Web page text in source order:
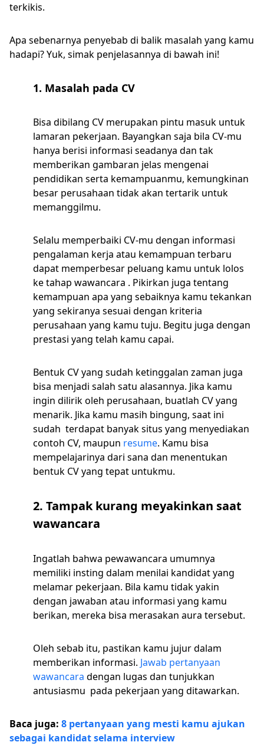
terkikis.
Apa sebenarnya penyebab di balik masalah yang kamu
hadapi? Yuk, simak penjelasannya di bawah ini!
1. Masalah pada CV
Bisa dibilang CV merupakan pintu masuk untuk
lamaran pekerjaan. Bayangkan saja bila CV-mu
hanya berisi informasi seadanya dan tak
memberikan gambaran jelas mengenai
pendidikan serta kemampuanmu, kemungkinan
besar perusahaan tidak akan tertarik untuk
memanggilmu.
Selalu memperbaiki CV-mu dengan informasi
pengalaman kerja atau kemampuan terbaru
dapat memperbesar peluang kamu untuk lolos
ke tahap wawancara . Pikirkan juga tentang
kemampuan apa yang sebaiknya kamu tekankan
yang sekiranya sesuai dengan kriteria
perusahaan yang kamu tuju. Begitu juga dengan
prestasi yang telah kamu capai.
Bentuk CV yang sudah ketinggalan zaman juga
bisa menjadi salah satu alasannya. Jika kamu
ingin dilirik oleh perusahaan, buatlah CV yang
menarik. Jika kamu masih bingung, saat ini
sudah terdapat banyak situs yang menyediakan
contoh CV, maupun resume. Kamu bisa
mempelajarinya dari sana dan menentukan
bentuk CV yang tepat untukmu.
2. Tampak kurang meyakinkan saat
wawancara
Ingatlah bahwa pewawancara umumnya
memiliki insting dalam menilai kandidat yang
melamar pekerjaan. Bila kamu tidak yakin
dengan jawaban atau informasi yang kamu
berikan, mereka bisa merasakan aura tersebut.
Oleh sebab itu, pastikan kamu jujur dalam
memberikan informasi. Jawab pertanyaan
wawancara dengan lugas dan tunjukkan
antusiasmu pada pekerjaan yang ditawarkan.
Baca juga: 8 pertanyaan yang mesti kamu ajukan
sebagai kandidat selama interview